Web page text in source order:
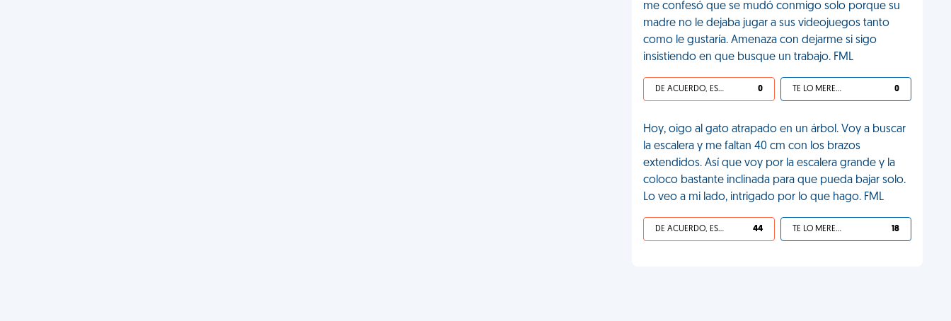
me confesó que se mudó conmigo solo porque su
madre no le dejaba jugar a sus videojuegos tanto
como le gustaría. Amenaza con dejarme si sigo
insistiendo en que busque un trabajo. FML
DE ACUERDO, ES UNA VIDA HP 0 TE LO MERECES 0
Hoy, oigo al gato atrapado en un árbol. Voy a buscar
la escalera y me faltan 40 cm con los brazos
extendidos. Así que voy por la escalera grande y la
coloco bastante inclinada para que pueda bajar solo.
Lo veo a mi lado, intrigado por lo que hago. FML
DE ACUERDO, ES UNA VIDA HP 44 TE LO MERECES 18